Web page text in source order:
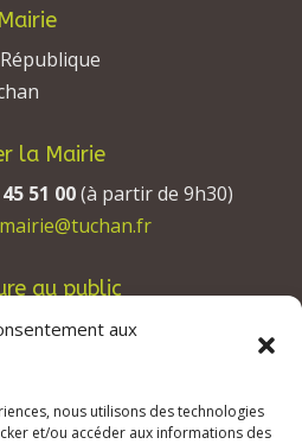
aux
nous utilisons des technologies
et/ou accéder aux informations des
la Mairie
51 00(à partir de 9h30)
mairie@tuchan.fr
au public
jeudis : de 8h à 12h et de
à 12h.